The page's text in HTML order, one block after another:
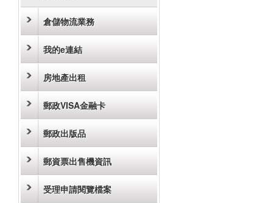
倉儲物流業務
我的e連結
房地產出租
郵政VISA金融卡
郵政出版品
郵資票出售機資訊
受理申請閱覽檔案